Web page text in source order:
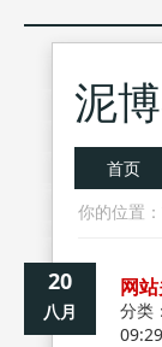
泥
首页
你的位置：
20
八月
网
分类：